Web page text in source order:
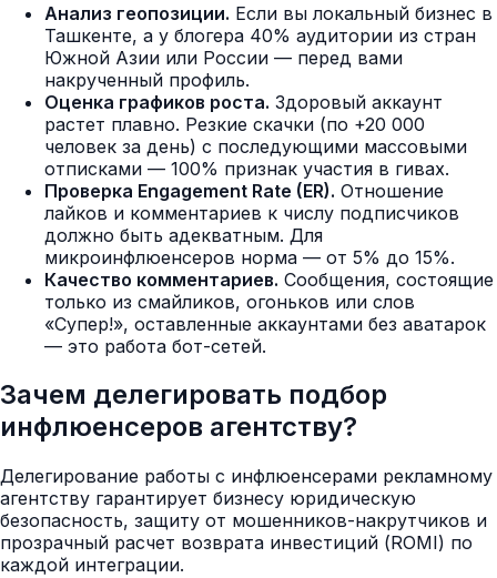
Анализ геопозиции. Если вы локальный бизнес в
Ташкенте, а у блогера 40% аудитории из стран
Южной Азии или России — перед вами
накрученный профиль.
Оценка графиков роста. Здоровый аккаунт
растет плавно. Резкие скачки (по +20 000
человек за день) с последующими массовыми
отписками — 100% признак участия в гивах.
Проверка Engagement Rate (ER). Отношение
лайков и комментариев к числу подписчиков
должно быть адекватным. Для
микроинфлюенсеров норма — от 5% до 15%.
Качество комментариев. Сообщения, состоящие
только из смайликов, огоньков или слов
«Супер!», оставленные аккаунтами без аватарок
— это работа бот-сетей.
Зачем делегировать подбор
инфлюенсеров агентству?
Делегирование работы с инфлюенсерами рекламному
агентству гарантирует бизнесу юридическую
безопасность, защиту от мошенников-накрутчиков и
прозрачный расчет возврата инвестиций (ROMI) по
каждой интеграции.